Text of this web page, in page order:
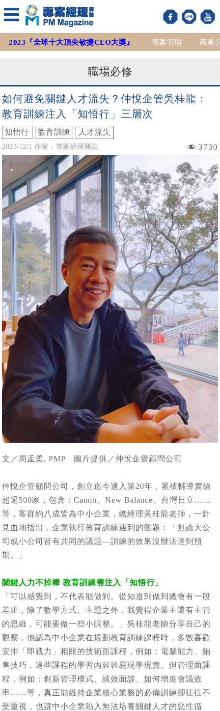
2023『全球十大頂尖敏捷CEO大獎』 專案管理 商業
職場必修
如何避免關鍵人才流失？仲悅企管吳桂龍：
教育訓練注入「知悟行」三層次
知悟行 教育訓練 人才流失
2023/12/1 作家：專案經理雜誌 3730
文／周孟柔, PMP 圖片提供／仲悅企管顧問公司
仲悅企管顧問公司，創立迄今邁入第20年，累積輔導實績
超過500家，包含：Canon、New Balance、台灣日立……
等，客群約八成皆為中小企業，總經理吳桂龍老師，一針
見血地指出，企業執行教育訓練遇到的難題：「無論大公
司或小公司皆有共同的議題—訓練的效果沒辦法達到預
期。」
關鍵人力不掉棒 教育訓練需注入「知悟行」
「可以感覺到，不代表能做到。從知道到做到總會有一段
差距，除了教學方式、主題之外，我覺得企業主還有主管
的思維，可能要做一些小調整。」吳桂龍老師分享自己的
觀察，他認為中小企業在規劃教育訓練課程時，多數喜歡
安排「即戰力」相關的技術面課程，例如：電腦能力、銷
售技巧，這些課程的學習內容容易現學現賣。但管理面課
程，例如：創新管理模式、績效面談、如何增進會議效
率……等，真正能維持企業核心業務的必備訓練卻往往不
受重視，也讓中小企業陷入無法培養關鍵人才的惡性循